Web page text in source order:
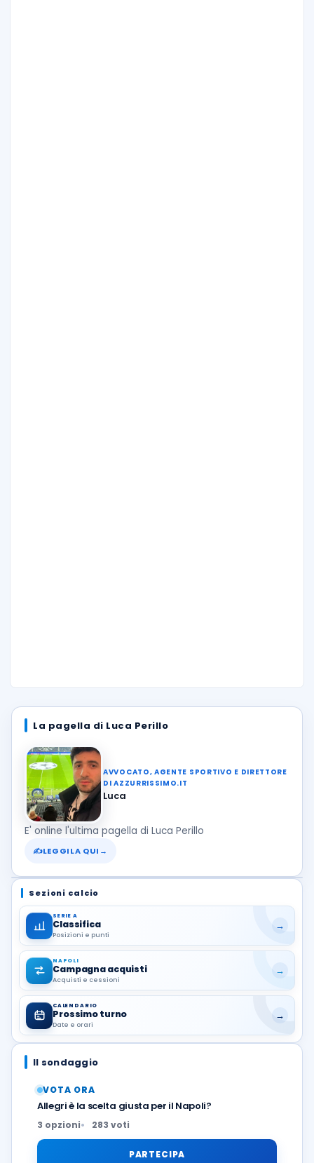
La pagella di Luca Perillo
AVVOCATO, AGENTE SPORTIVO E DIRETTORE
DI AZZURRISSIMO.IT
Luca
E' online l'ultima pagella di Luca Perillo
✍LEGGILA QUI →
Sezioni calcio
SERIE A
Classifica
Posizioni e punti
→
NAPOLI
Campagna acquisti
Acquisti e cessioni
→
CALENDARIO
Prossimo turno
Date e orari
→
Il sondaggio
VOTA ORA
Allegri è la scelta giusta per il Napoli?
3 opzioni 283 voti
PARTECIPA